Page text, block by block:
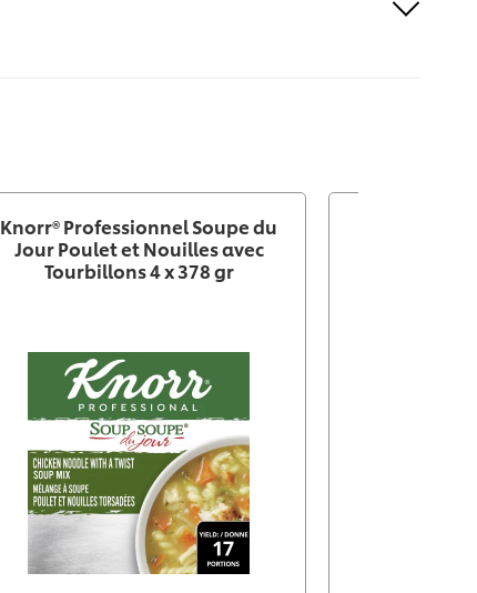
Knorr® Professionnel Soupe du
Jour Poulet et Nouilles avec
Tourbillons 4 x 378 gr